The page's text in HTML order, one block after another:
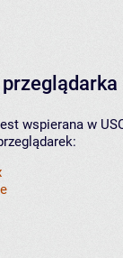
wspierana w